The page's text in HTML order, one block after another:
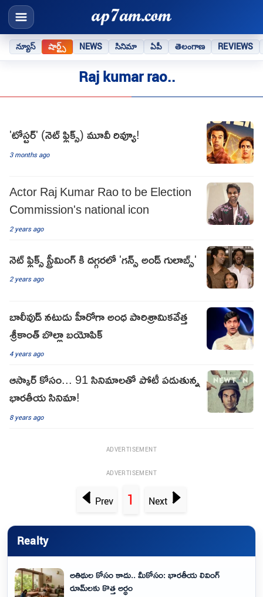
న్యూస్ షార్ట్స్ NEWS సినిమా ఏపీ తెలంగాణ REVIEWS
Raj kumar rao..
'టోస్టర్' (నెట్ ఫ్లిక్స్) మూవీ రివ్యూ!
3 months ago
Actor Raj Kumar Rao to be Election
Commission's national icon
2 years ago
నెట్ ఫ్లిక్స్ స్ట్రీమింగ్ కి దగ్గరలో 'గన్స్ అండ్ గులాబ్స్'
2 years ago
బాలీవుడ్ నటుడు హీరోగా అంధ పారిశ్రామికవేత్త
శ్రీకాంత్ బొల్లా బయోపిక్
4 years ago
ఆస్కార్ కోసం... 91 సినిమాల‌తో పోటీ ప‌డుతున్న
భార‌తీయ సినిమా!
8 years ago
ADVERTISEMENT
ADVERTISEMENT
Prev 1 Next
Realty
అతిథుల కోసం కాదు.. మీకోసం: భారతీయ లివింగ్
రూమ్‌లకు కొత్త అర్థం